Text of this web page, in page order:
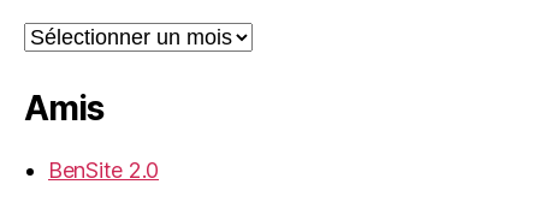
Archives
Amis
BenSite 2.0